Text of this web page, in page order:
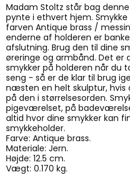
Madam Stoltz står bag
pynte i ethvert hjem.
farven Antique brass /
enderne af holderen er
afslutning. Brug den til dine
øreringe og armbånd. Det er
smykker på holderen når du
seng - så er de klar til brug
næsten en helt skulptur,
på den i størrelsesorden.
pigeværelset, på
altid hvor dine smykker kan
smykkeholder.
Farve: Antique brass.
Materiale: Jern.
Højde: 12.5 cm.
Vægt: 0.170 kg.